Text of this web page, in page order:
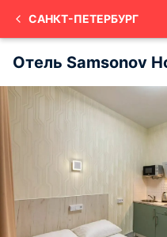
САНКТ-ПЕТЕРБУРГ
Отель Samsonov